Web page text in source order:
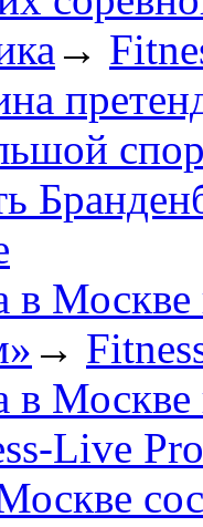
→
в
→
в
Live Pro